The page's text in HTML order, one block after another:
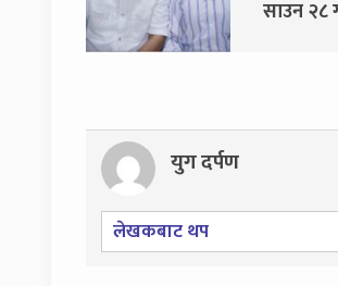
साउन २८ गते निर्वाचन
आयोग जाने
युग दर्पण
लेखकबाट थप